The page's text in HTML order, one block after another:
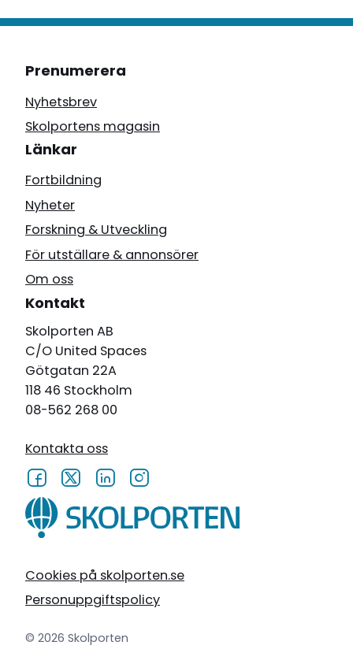
Cookies på skolporten.se
Personuppgiftspolicy
© 2026 Skolporten
Prenumerera
Nyhetsbrev
Skolportens magasin
Länkar
Fortbildning
Nyheter
Forskning & Utveckling
För utställare & annonsörer
Om oss
Kontakt
Skolporten AB
C/O United Spaces
Götgatan 22A
118 46 Stockholm
08-562 268 00
Kontakta oss